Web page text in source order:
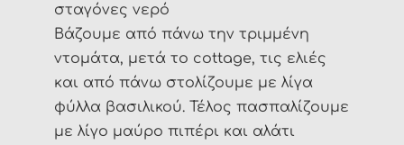
σταγόνες νερό
Βάζουμε από πάνω την τριμμένη
ντομάτα, μετά το cottage, τις ελιές
και από πάνω στολίζουμε με λίγα
φύλλα βασιλικού. Τέλος πασπαλίζουμε
με λίγο μαύρο πιπέρι και αλάτι